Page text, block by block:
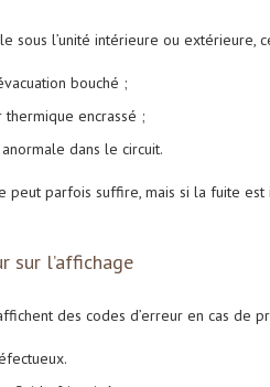
sous l’unité intérieure ou extérieure,
bouché ;
thermique encrassé ;
dans le circuit.
peut parfois suffire, mais si la fuite
sur l’affichage
des codes d’erreur en cas de